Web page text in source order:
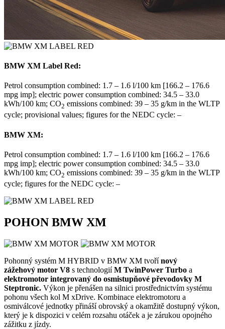
BMW XM Label Red:
Petrol consumption combined: 1.7 – 1.6 l/100 km [166.2 – 176.6
mpg imp]; electric power consumption combined: 34.5 – 33.0
kWh/100 km; CO2 emissions combined: 39 – 35 g/km in the WLTP
cycle; provisional values; figures for the NEDC cycle: –
BMW XM:
Petrol consumption combined: 1.7 – 1.6 l/100 km [166.2 – 176.6
mpg imp]; electric power consumption combined: 34.5 – 33.0
kWh/100 km; CO2 emissions combined: 39 – 35 g/km in the WLTP
cycle; figures for the NEDC cycle: –
POHON BMW XM
Pohonný systém M HYBRID v BMW XM tvořínový
zážehový motor V8 s technologiíM TwinPower Turbo a
elektromotor integrovaný do osmistupňové převodovky M
Steptronic. Výkon je přenášen na silnici prostřednictvím systému
pohonu všech kol M xDrive. Kombinace elektromotoru a
osmiválcové jednotky přináší obrovský a okamžitě dostupný výkon,
který je k dispozici v celém rozsahu otáček a je zárukou opojného
zážitku z jízdy.